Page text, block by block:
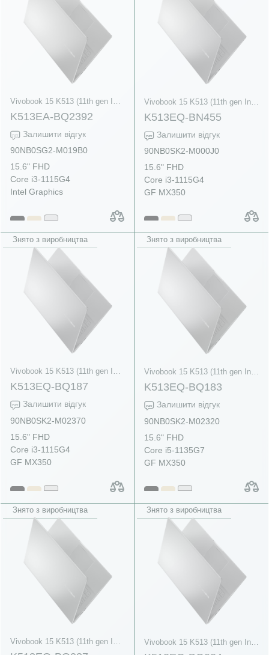
K513EA-BQ2392
Залишити відгук
90NB0SG2-M019B0
15.6" FHD
Core i3-1115G4
Intel Graphics
K513EQ-BN455
Залишити відгук
90NB0SK2-M000J0
15.6" FHD
Core i3-1115G4
GF MX350
Знято з виробництва
Vivobook 15 K513 (11th gen Intel)
K513EQ-BQ187
Залишити відгук
90NB0SK2-M02370
15.6" FHD
Core i3-1115G4
GF MX350
Знято з виробництва
Vivobook 15 K513 (11th gen Intel)
K513EQ-BQ183
Залишити відгук
90NB0SK2-M02320
15.6" FHD
Core i5-1135G7
GF MX350
Знято з виробництва
Vivobook 15 K513 (11th gen Intel)
Знято з виробництва
Vivobook 15 K513 (11th gen Intel)